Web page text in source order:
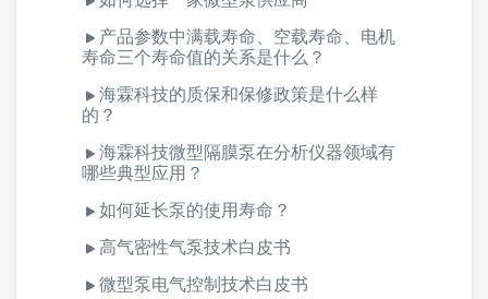
产品参数中满载寿命、空载寿命、电机
寿命三个寿命值的关系是什么？
海霖科技的质保和保修政策是什么样
的？
海霖科技微型隔膜泵在分析仪器领域有
哪些典型应用？
如何延长泵的使用寿命？
高气密性气泵技术白皮书
微型泵电气控制技术白皮书